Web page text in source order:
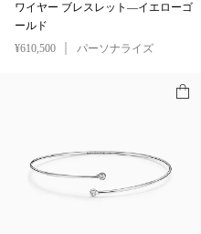
ワイヤー ブレスレット—イエローゴ
ールド
¥610,500
パーソナライズ